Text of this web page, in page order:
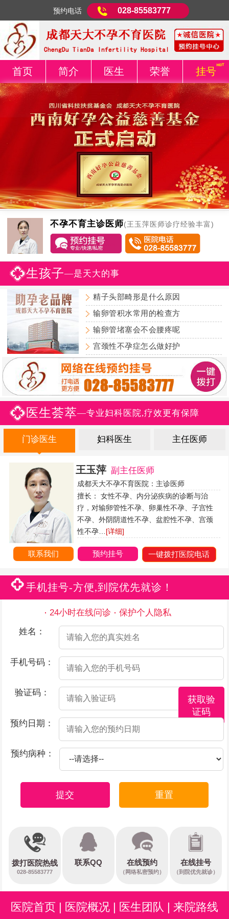
预约电话 028-85583777
首页 简介 医生 荣誉 挂号
不孕不育主诊医师(王玉萍医师诊疗经验丰富)
生孩子—是天大的事
精子头部畸形是什么原因
输卵管积水常用的检查方
输卵管堵塞会不会腰疼呢
宫颈性不孕症怎么做好护
医生荟萃—专业妇科医院,疗效更有保障
门诊医生 妇科医生 主任医师
王玉萍 副主任医师
成都天大不孕不育医院：主诊医师
擅长： 女性不孕、内分泌疾病的诊断与治
疗，对输卵管性不孕、卵巢性不孕、子宫性
不孕、外阴阴道性不孕、盆腔性不孕、宫颈
性不孕… [详细]
联系我们 预约挂号 一键拨打医院电话
手机挂号-方便,到院优先就诊！
24小时在线问诊
保护个人隐私
姓名：
手机号码：
验证码：
获取验
证码
预约日期：
预约病种：
提交 重置
拨打医院热线
028-85583777
联系QQ 在线预约
（网络私密预约）
在线挂号
（到院优先就诊）
医院首页 | 医院概况 | 医生团队 | 来院路线